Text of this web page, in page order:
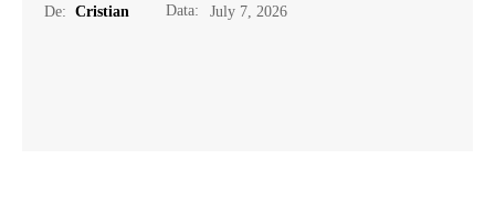
De: Cristian Data: July 7, 2026